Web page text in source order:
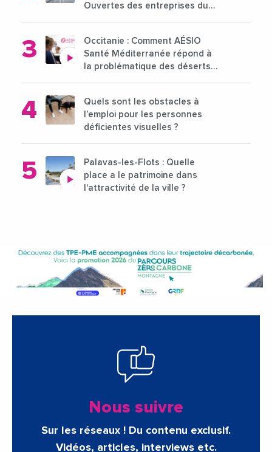
Ouvertes des entreprises du
Occitanie : Comment AÉSIO
Santé Méditerranée répond à
la problématique des déserts
Quels sont les obstacles à
l’emploi pour les personnes
déficientes visuelles ?
Palavas-les-Flots : Quelle
place a le patrimoine dans
l'attractivité de la ville ?
Nous suivre
Sur les réseaux ! Du contenu exclusif.
Vidéos, articles, interviews etc.